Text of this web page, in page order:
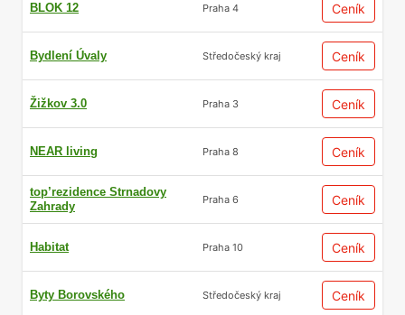
BLOK 12 Praha 4 Ceník
Bydlení Úvaly Středočeský kraj Ceník
Žižkov 3.0 Praha 3 Ceník
NEAR living Praha 8 Ceník
top’rezidence Strnadovy
Zahrady
Praha 6 Ceník
Habitat Praha 10 Ceník
Byty Borovského Středočeský kraj Ceník